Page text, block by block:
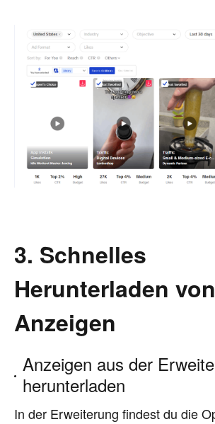
3. Schnelles
Herunterladen von
Anzeigen
Anzeigen aus der
herunterladen
In der Erweiterung findest du die